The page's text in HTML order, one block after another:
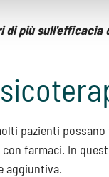
di più sull'efficacia
pazienti
farmaci. In
aggiuntiva.